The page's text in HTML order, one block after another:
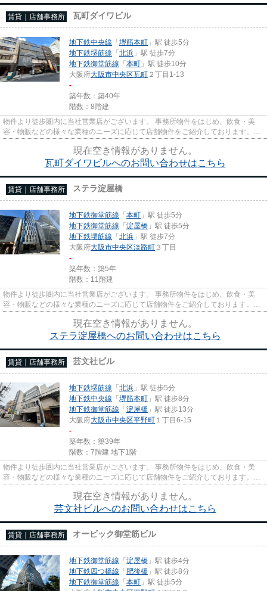
賃貸｜店舗事務所 瓦町ダイワビル
地下鉄中央線 「堺筋本町 」駅 徒歩5分
地下鉄堺筋線 「北浜 」駅 徒歩7分
地下鉄御堂筋線 「本町 」駅 徒歩10分
大阪府大阪市中央区瓦町 ２丁目1-13
-
築年数：築40年
階数：8階建
物件より徒歩圏内に当社営業店がございます。 事務所物件をはじめ、飲食・美
容・物販などの様々な業種のニーズに応じて店舗物件をご紹介しております。
尚、弊社ではおとり広告は一切...
現在空き情報がありません。
瓦町ダイワビルへのお問い合わせはこちら
賃貸｜店舗事務所 ステラ淀屋橋
地下鉄御堂筋線 「本町 」駅 徒歩5分
地下鉄御堂筋線 「淀屋橋 」駅 徒歩5分
地下鉄堺筋線 「北浜 」駅 徒歩7分
大阪府大阪市中央区淡路町 ３丁目
-
築年数：築5年
階数：11階建
物件より徒歩圏内に当社営業店がございます。 事務所物件をはじめ、飲食・美
容・物販などの様々な業種のニーズに応じて店舗物件をご紹介しております。
尚、弊社ではおとり広告は一切...
現在空き情報がありません。
ステラ淀屋橋へのお問い合わせはこちら
賃貸｜店舗事務所 芸文社ビル
地下鉄堺筋線 「北浜 」駅 徒歩5分
地下鉄中央線 「堺筋本町 」駅 徒歩8分
地下鉄御堂筋線 「淀屋橋 」駅 徒歩13分
大阪府大阪市中央区平野町 １丁目6-15
-
築年数：築39年
階数：7階建 地下1階
物件より徒歩圏内に当社営業店がございます。 事務所物件をはじめ、飲食・美
容・物販などの様々な業種のニーズに応じて店舗物件をご紹介しております。
尚、弊社ではおとり広告は一切...
現在空き情報がありません。
芸文社ビルへのお問い合わせはこちら
賃貸｜店舗事務所 オービック御堂筋ビル
地下鉄御堂筋線 「淀屋橋 」駅 徒歩4分
地下鉄四つ橋線 「肥後橋 」駅 徒歩8分
地下鉄御堂筋線 「本町 」駅 徒歩5分